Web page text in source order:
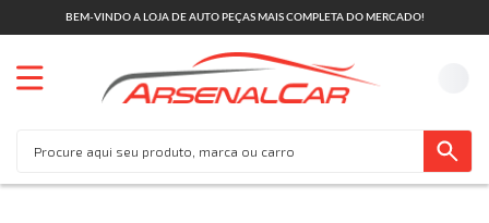
BEM-VINDO A LOJA DE AUTO PEÇAS MAIS COMPLETA DO MERCADO!